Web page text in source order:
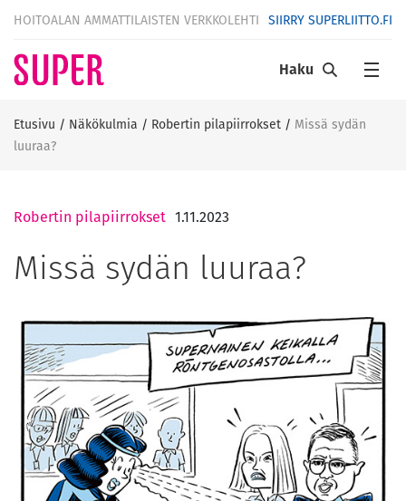
HOITOALAN AMMATTILAISTEN VERKKOLEHTI SIIRRY SUPERLIITTO.FI
Haku
Etusivu / Näkökulmia / Robertin pilapiirrokset / Missä sydän
luuraa?
Robertin pilapiirrokset 1.11.2023
Missä sydän luuraa?